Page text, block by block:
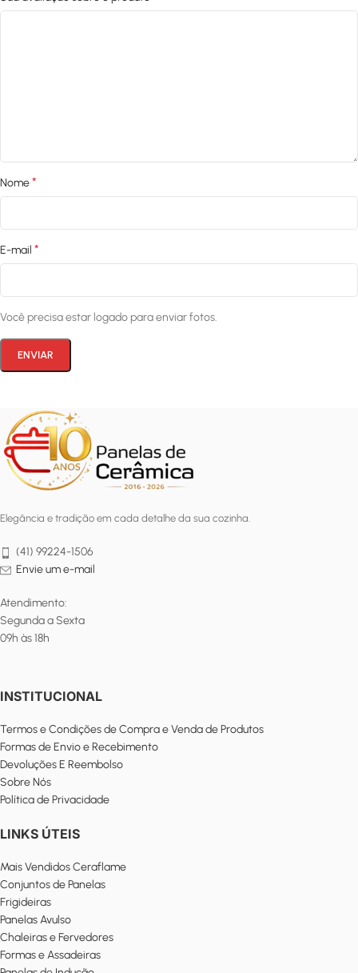
Nome*
E-mail *
Você precisa estar logado para enviar fotos.
Elegância e tradição em cada detalhe da sua cozinha.
(41) 99224-1506
Envie um e-mail
Atendimento:
Segunda a Sexta
09h às 18h
INSTITUCIONAL
Termos e Condições de Compra e Venda de Produtos
Formas de Envio e Recebimento
Devoluções E Reembolso
Sobre Nós
Política de Privacidade
LINKS ÚTEIS
Mais Vendidos Ceraflame
Conjuntos de Panelas
Frigideiras
Panelas Avulso
Chaleiras e Fervedores
Formas e Assadeiras